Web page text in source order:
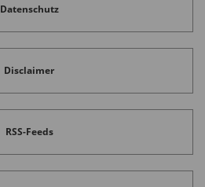
Datenschutz
Disclaimer
RSS-Feeds